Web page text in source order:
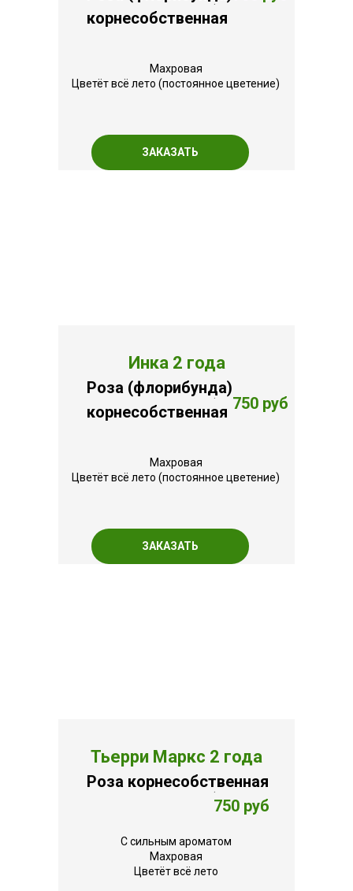
корнесобственная
Махровая
Цветёт всё лето (постоянное цветение)
ЗАКАЗАТЬ
Инка 2 года
Роза (флорибунда)
корнесобственная 750 руб
.
Махровая
Цветёт всё лето (постоянное цветение)
ЗАКАЗАТЬ
Тьерри Маркс 2 года
Роза корнесобственная
750 руб
.
С сильным ароматом
Махровая
Цветёт всё лето